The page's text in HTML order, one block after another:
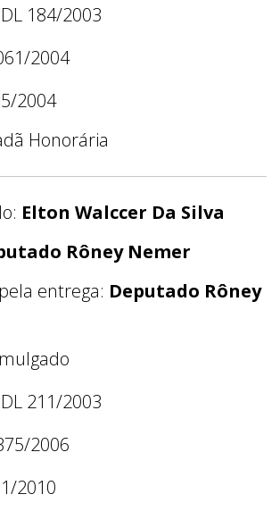
184/2003
2004
2004
Honorária
Elton Walccer Da Silva
Rôney Nemer
entrega: Deputado Rôney
211/2003
2006
2010